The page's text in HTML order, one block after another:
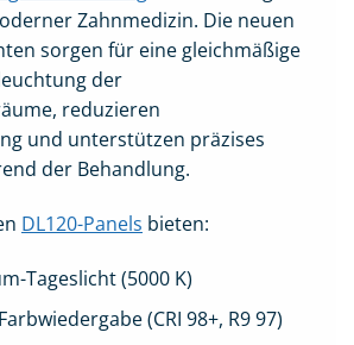
Zahnmedizin. Die neuen
sorgen für eine gleichmäßige
der
reduzieren
und unterstützen präzises
der Behandlung.
DL120-Panels bieten:
Tageslicht (5000 K)
(CRI 98+, R9 97)